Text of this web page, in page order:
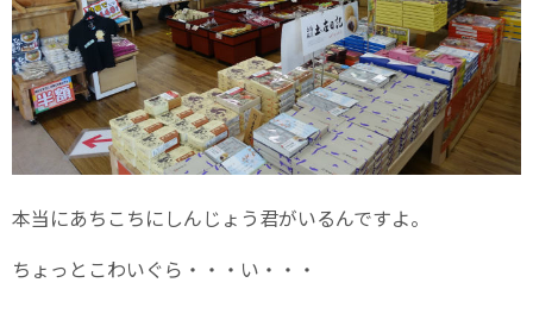
本当にあちこちにしんじょう君がいるんですよ。
ちょっとこわいぐら・・・い・・・